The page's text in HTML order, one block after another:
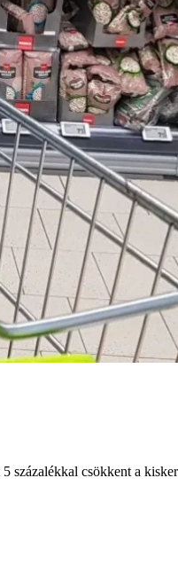
százalékkal csökkent a